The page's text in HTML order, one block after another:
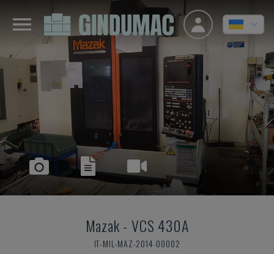
Mazak- VCS 430A
IT-MIL-MAZ-2014-00002